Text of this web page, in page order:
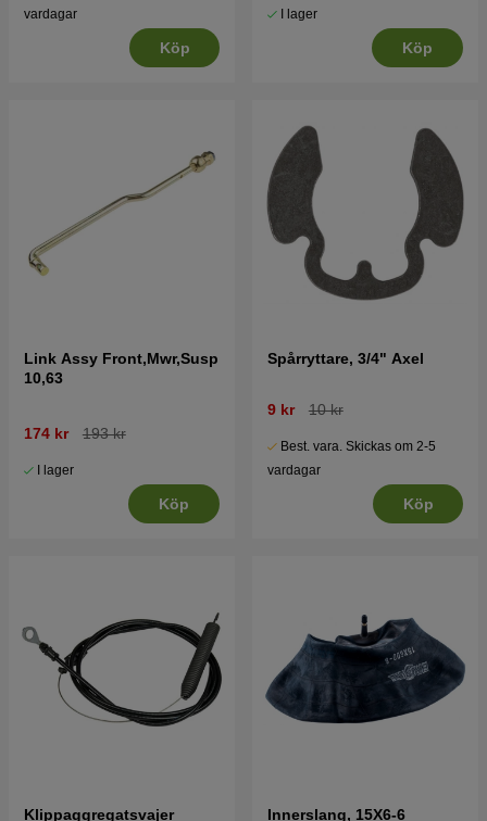
vardagar
Köp
I lager
Köp
Link Assy Front,Mwr,Susp
10,63
174 kr 193 kr
I lager
Köp
Spårryttare, 3/4" Axel
9 kr 10 kr
Best. vara. Skickas om 2-5
vardagar
Köp
Klippaggregatsvajer
Innerslang, 15X6-6